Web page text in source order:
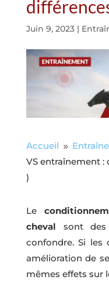
Juin 9, 2023|
Accueil 9
VS entraînement :
)
Le
cheval sont des
confondre. Si les
amélioration de
mêmes effets sur